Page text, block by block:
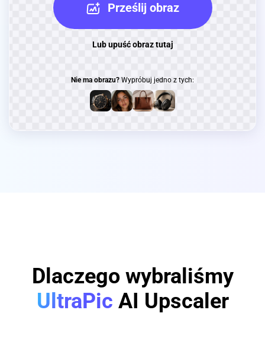
Prześlij obraz
Lub upuść obraz tutaj
Nie ma obrazu? Wypróbuj jedno z tych:
Dlaczego wybraliśmy
UltraPic AI Upscaler